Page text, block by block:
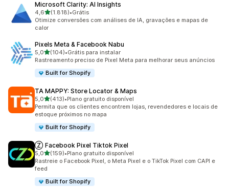
Microsoft Clarity: AI Insights
4,6de 5 estrelas
(1.818)
1818 avaliações ao todo
•Grátis
Otimize conversões com análises de IA, gravações e mapas de
calor
Pixels Meta & Facebook Nabu
5,0de 5 estrelas
(104)
104 avaliações ao todo
•Grátis para instalar
Rastreamento preciso de Pixel Meta para melhorar seus anúncios
Built for Shopify
TA MAPPY: Store Locator & Maps
5,0de 5 estrelas
(413)
413 avaliações ao todo
•Plano gratuito disponível
Permita que os clientes encontrem lojas, revendedores e locais de
estoque próximos no mapa
Built for Shopify
Ⓩ Facebook Pixel Tiktok Pixel
5,0de 5 estrelas
(159)
159 avaliações ao todo
•Plano gratuito disponível
Rastreie o Facebook Pixel, o Meta Pixel e o TikTok Pixel com CAPI e
feed
Built for Shopify